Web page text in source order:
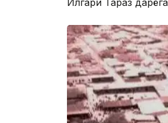
Илгари Тараз